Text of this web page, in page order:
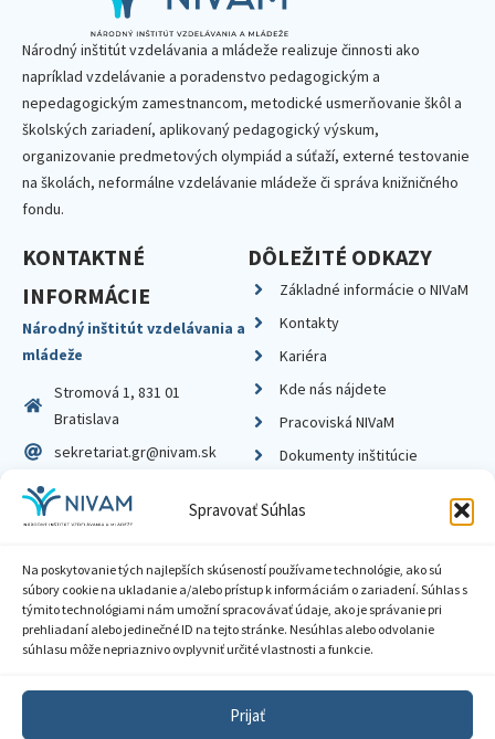
Spravovať Súhlas
Na poskytovanie tých najlepších skúseností používame technológie, ako sú
súbory cookie na ukladanie a/alebo prístup k informáciám o zariadení. Súhlas s
týmito technológiami nám umožní spracovávať údaje, ako je správanie pri
prehliadaní alebo jedinečné ID na tejto stránke. Nesúhlas alebo odvolanie
súhlasu môže nepriaznivo ovplyvniť určité vlastnosti a funkcie.
Prijať
Národný inštitút vzdelávania a mládeže realizuje činnosti ako
napríklad vzdelávanie a poradenstvo pedagogickým a
nepedagogickým zamestnancom, metodické usmerňovanie škôl a
školských zariadení, aplikovaný pedagogický výskum,
organizovanie predmetových olympiád a súťaží, externé testovanie
na školách, neformálne vzdelávanie mládeže či správa knižničného
fondu.
KONTAKTNÉ
INFORMÁCIE
Národný inštitút vzdelávania a
mládeže
Stromová 1, 831 01
Bratislava
sekretariat.gr@nivam.sk
IČO: 00164348
DIČ: 2020798714
DÔLEŽITÉ ODKAZY
Základné informácie o NIVaM
Kontakty
Kariéra
Kde nás nájdete
Pracoviská NIVaM
Dokumenty inštitúcie
Zásady ochrany súkromia
Sprístupnenie informácií